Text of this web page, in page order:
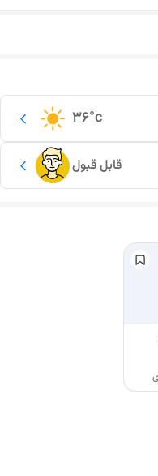
36°c
قابل قبول